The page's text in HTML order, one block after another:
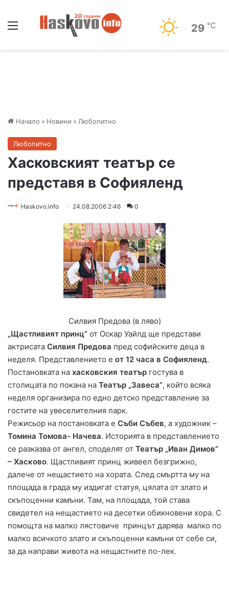
29 ℃
Начало » Новини » Любопитно
Любопитно
Хасковският театър се
представя в Софияленд
Haskovo.info 24.08.2006 2:46 0
Силвия Предова (в ляво)
„Щастливият принц” от Оскар Уайлд ще представи
актрисата Силвия Предова пред софийските деца в
неделя. Представлението е от 12 часа в Софияленд.
Постановката на хасковския театър гостува в
столицата по покана на Театър „Завеса”, който всяка
неделя организира по едно детско представление за
гостите на увеселителния парк.
Режисьор на постановката е Съби Събев, а художник –
Томина Томова- Начева. Историята в представлението
се разказва от ангел, споделят от Театър „Иван Димов”
– Хасково. Щастливият принц живеел безгрижно,
далече от нещастието на хората. След смъртта му на
площада в града му издигат статуя, цялата от злато и
скъпоценни камъни. Там, на площада, той става
свидетел на нещастието на десетки обикновени хора. С
помощта на малко лястовиче принцът дарява малко по
малко всичкото злато и скъпоценни камъни от себе си,
за да направи живота на нещастните по-лек.